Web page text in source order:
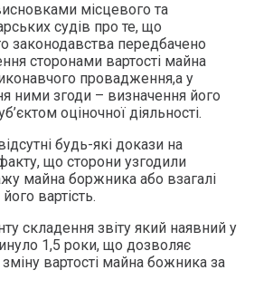
місцевого та
судів про те, що
законодавства передбачено
сторонами вартості майна
провадження,а у
ними згоди – визначення його
оціночної діяльності.
будь-які докази на
що сторони узгодили
майна боржника або взагалі
вартість.
складення звіту який наявний у
1,5 роки, що дозволяє
вартості майна божника за